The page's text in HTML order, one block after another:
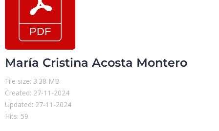
María Cristina Acosta Montero
File size: 3.38 MB
Created: 27-11-2024
Updated: 27-11-2024
Hits: 59